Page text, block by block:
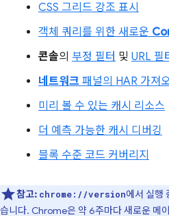
CSS 그리드 강조 표시
객체 쿼리를 위한 새로운
콘솔의 부정 필터 및 URL 필
네트워크 패널의 HAR 가져
미리 볼 수 있는 캐시 리소스
더 예측 가능한 캐시 디버깅
블록 수준 코드 커버리지
참고: chrome://version에서 실행
습니다. Chrome은 약 6주마다 새로운 메